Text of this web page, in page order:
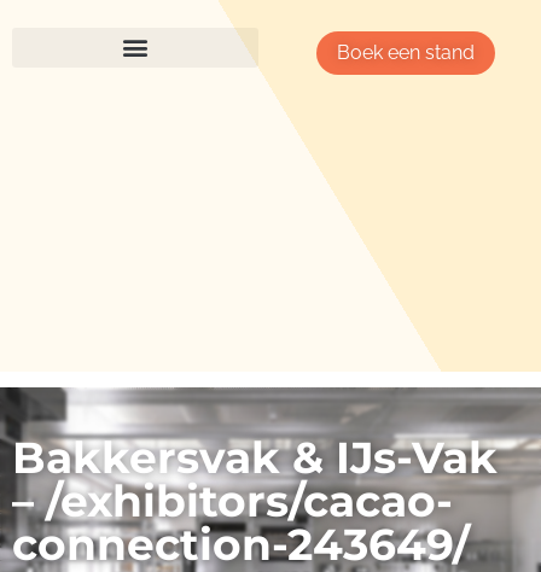
Boek een stand
Bakkersvak & IJs-Vak
– /exhibitors/cacao-
connection-243649/